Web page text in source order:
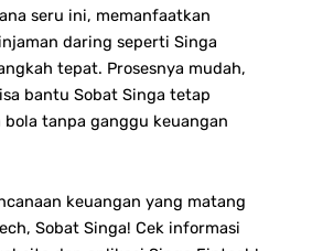
seru ini, memanfaatkan
daring seperti Singa
tepat. Prosesnya mudah,
bantu Sobat Singa tetap
tanpa ganggu keuangan
keuangan yang matang
Sobat Singa! Cek informasi